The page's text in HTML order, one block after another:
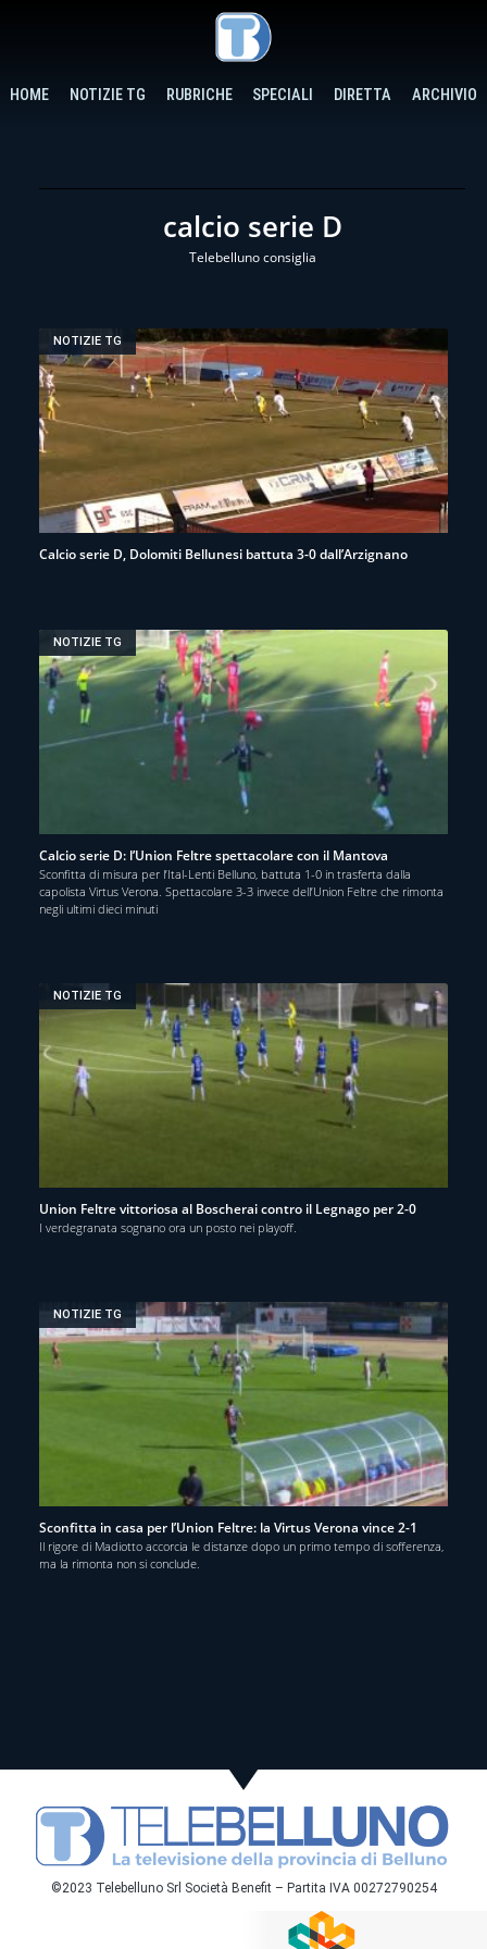
HOME NOTIZIE TG RUBRICHE SPECIALI DIRETTA ARCHIVIO
calcio serie D
Telebelluno consiglia
NOTIZIE TG
Calcio serie D, Dolomiti Bellunesi battuta 3-0 dall’Arzignano
NOTIZIE TG
Calcio serie D: l’Union Feltre spettacolare con il Mantova
Sconfitta di misura per l’Ital-Lenti Belluno, battuta 1-0 in trasferta dalla
capolista Virtus Verona. Spettacolare 3-3 invece dell’Union Feltre che rimonta
negli ultimi dieci minuti
NOTIZIE TG
Union Feltre vittoriosa al Boscherai contro il Legnago per 2-0
I verdegranata sognano ora un posto nei playoff.
NOTIZIE TG
Sconfitta in casa per l’Union Feltre: la Virtus Verona vince 2-1
Il rigore di Madiotto accorcia le distanze dopo un primo tempo di sofferenza,
ma la rimonta non si conclude.
©2023 Telebelluno Srl Società Benefit – Partita IVA 00272790254